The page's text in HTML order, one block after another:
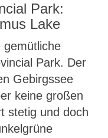
Park:
Lake
gemütliche
Park. Der
Gebirgssee
keine großen
stetig und doch